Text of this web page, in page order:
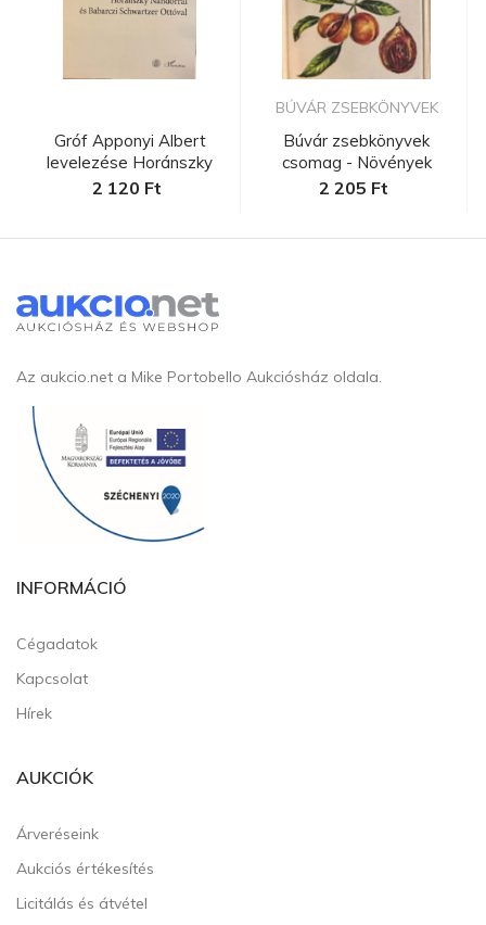
Gróf Apponyi Albert
levelezése Horánszky
Nándorra...
2 120 Ft
BÚVÁR ZSEBKÖNYVEK
Búvár zsebkönyvek
csomag - Növények
2 205 Ft
Az aukcio.net a Mike Portobello Aukciósház oldala.
INFORMÁCIÓ
Cégadatok
Kapcsolat
Hírek
AUKCIÓK
Árveréseink
Aukciós értékesítés
Licitálás és átvétel